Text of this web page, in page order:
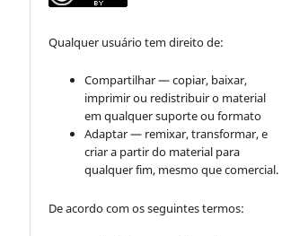
Qualquer usuário tem direito de:
Compartilhar — copiar, baixar,
imprimir ou redistribuir o material
em qualquer suporte ou formato
Adaptar — remixar, transformar, e
criar a partir do material para
qualquer fim, mesmo que comercial.
De acordo com os seguintes termos: